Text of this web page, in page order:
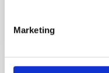
Marketing